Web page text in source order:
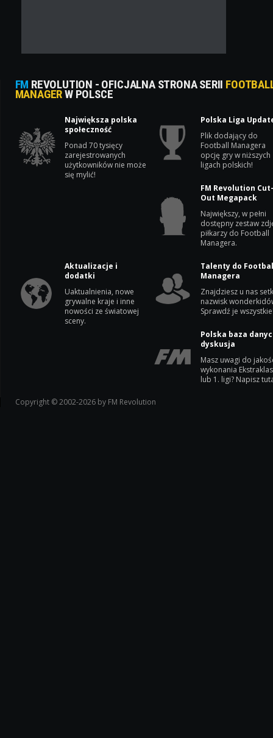
FM REVOLUTION - OFICJALNA STRONA SERII
MANAGERW POLSCE
Największa polska
społeczność
Ponad 70 tysięcy
zarejestrowanych
użytkowników nie może
się mylić!
Polska Liga
Plik dodający do
Football Managera
opcję gry w niższych
ligach polskich!
FM Revolution
Out Megapack
Największy, w pełni
dostępny zestaw
piłkarzy do Football
Managera.
Aktualizacje i
dodatki
Uaktualnienia, nowe
grywalne kraje i inne
nowości ze światowej
sceny.
Talenty do
Managera
Znajdziesz u nas
nazwisk
Sprawdź je
Polska baza
dyskusja
Masz uwagi do
wykonania
lub 1. ligi? Napisz
Copyright © 2002-2026 by FM Revolution